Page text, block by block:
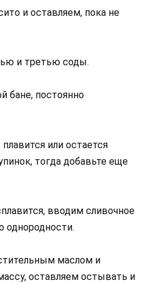
и оставляем, пока не
и третью соды.
бане, постоянно
или остается
тогда добавьте еще
вводим сливочное
маслом и
оставляем остывать и